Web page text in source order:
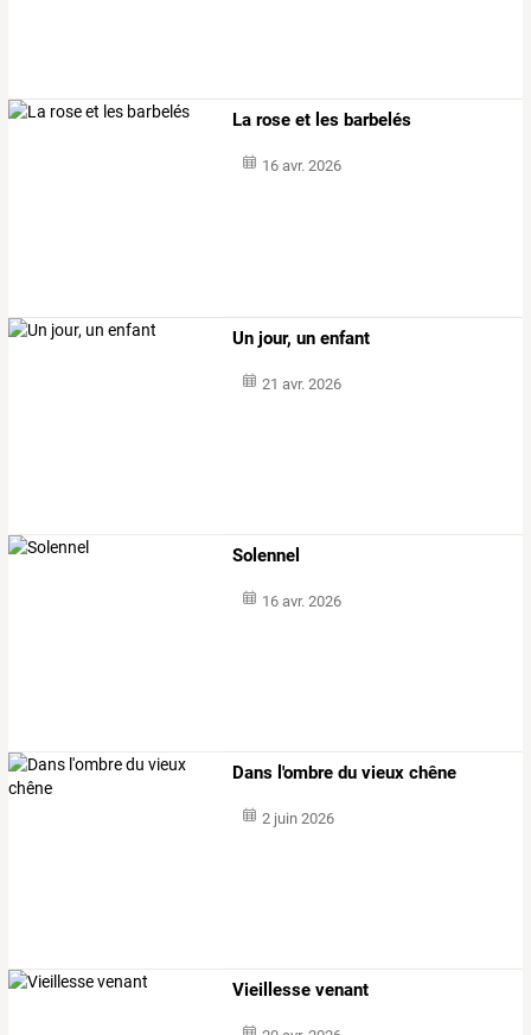
La rose et les barbelés
16 avr. 2026
Un jour, un enfant
21 avr. 2026
Solennel
16 avr. 2026
Dans l'ombre du vieux chêne
2 juin 2026
Vieillesse venant